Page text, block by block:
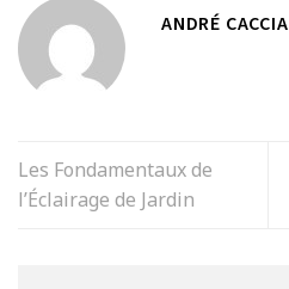
ANDRÉ CACCIA
Les Fondamentaux de
l’Éclairage de Jardin